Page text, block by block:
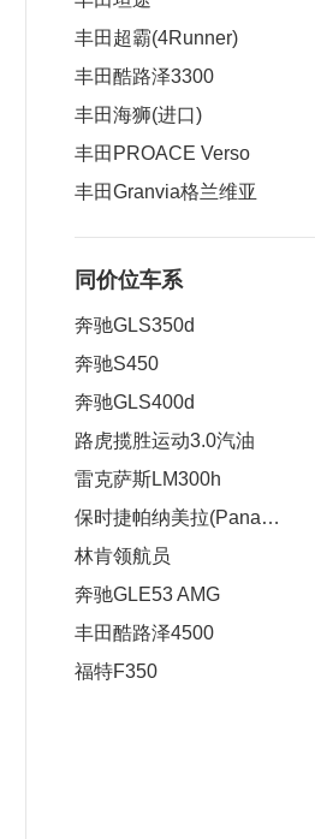
丰田超霸(4Runner)
丰田酷路泽3300
丰田海狮(进口)
丰田PROACE Verso
丰田Granvia格兰维亚
同价位车系
奔驰GLS350d
奔驰S450
奔驰GLS400d
路虎揽胜运动3.0汽油
雷克萨斯LM300h
保时捷帕纳美拉(Panamera)
林肯领航员
奔驰GLE53 AMG
丰田酷路泽4500
福特F350